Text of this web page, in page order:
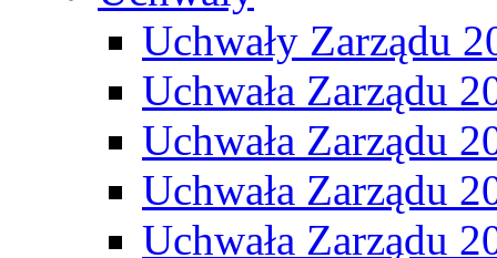
Uchwały Zarządu
Uchwała Zarządu
Uchwała Zarządu
Uchwała Zarządu
Uchwała Zarządu